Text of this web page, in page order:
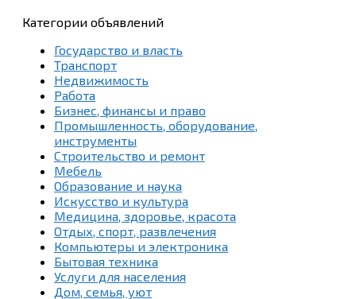
Категории объявлений
Государство и власть
Транспорт
Недвижимость
Работа
Бизнес, финансы и право
Промышленность, оборудование,
инструменты
Строительство и ремонт
Мебель
Образование и наука
Искусство и культура
Медицина, здоровье, красота
Отдых, спорт, развлечения
Компьютеры и электроника
Бытовая техника
Услуги для населения
Дом, семья, уют